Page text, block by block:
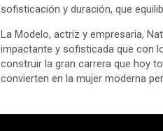
sofisticación y duración, que
La Modelo, actriz y empresaria,
impactante y sofisticada que con
construir la gran carrera que hoy
convierten en la mujer moderna